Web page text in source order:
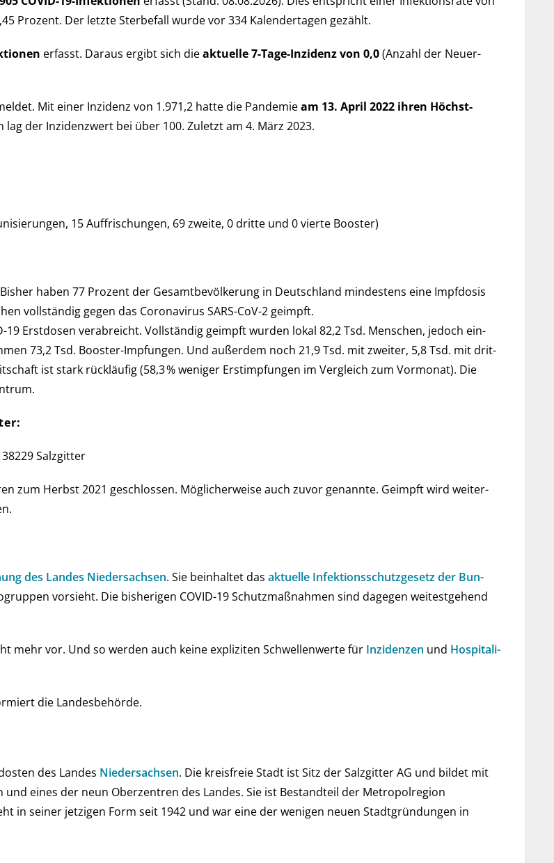
Pro­zent. Der letzte Sterbe­fall wurde vor 334 Kalender­tagen gezählt.
er­fasst. Daraus er­gibt sich dieaktu­elle 7-Tage-Inzi­denz von 0,0(An­zahl der Neu­er­
Mit einer Inzi­denz von 1.971,2 hatte die Pan­de­mieam 13. April 2022 ihren Höchst­
der Inzi­denz­wert bei über 100. Zu­letzt am 4. März 2023.
15 Auf­fri­schun­gen, 69 zweite, 0 dritte und 0 vierte Booster)
haben 77 Pro­zent der Ge­samt­be­völ­ke­rung in Deutsch­land min­des­tens eine Impf­dosis
voll­stän­dig gegen das Corona­virus SARS-CoV-2 geimpft.
19 Erst­dosen verabreicht. Voll­stän­dig ge­impft wurden lokal 82,2 Tsd. Men­schen, je­doch ein­
73,2 Tsd. Booster-Impfungen. Und außer­dem noch 21,9 Tsd. mit zwei­ter, 5,8 Tsd. mit drit­
ist stark rückläufig (58,3 % weni­ger Erst­imp­fun­gen im Ver­gleich zum Vor­mo­nat). Die
Salzgitter
zum Herbst 2021 ge­schlos­sen. Mög­licher­weise auch zu­vor ge­nannte. Ge­impft wird weiter­
des Landes Nie­der­sach­sen. Sie be­in­hal­tet das aktu­elle Infe­ktions­schutz­ge­setz der Bun­
vor­sieht. Die bis­he­ri­gen COVID-19 Schutz­maß­nah­men sind da­ge­gen wei­test­gehend
mehr vor. Und so wer­den auch keine ex­pli­zi­ten Schwel­len­werte für Inzi­den­zen und Hos­pi­ta­li­
die Landes­behörde.
des Landes Nie­der­sach­sen. Die kreisfreie Stadt ist Sitz der Salzgitter AG und bildet mit
und eines der neun Oberzentren des Landes. Sie ist Bestandteil der Metropolregion
in seiner jetzigen Form seit 1942 und war eine der wenigen neuen Stadtgründungen in